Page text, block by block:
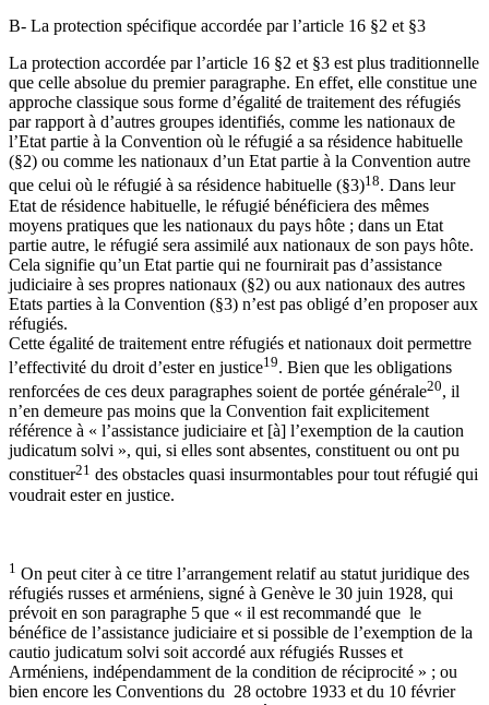
B- La protection spécifique accordée par l’article 16 §2 et §3
La protection accordée par l’article 16 §2 et §3 est plus traditionnelle
que celle absolue du premier paragraphe. En effet, elle constitue une
approche classique sous forme d’égalité de traitement des réfugiés
par rapport à d’autres groupes identifiés, comme les nationaux de
l’Etat partie à la Convention où le réfugié a sa résidence habituelle
(§2) ou comme les nationaux d’un Etat partie à la Convention autre
que celui où le réfugié à sa résidence habituelle (§3)18. Dans leur
Etat de résidence habituelle, le réfugié bénéficiera des mêmes
moyens pratiques que les nationaux du pays hôte ; dans un Etat
partie autre, le réfugié sera assimilé aux nationaux de son pays hôte.
Cela signifie qu’un Etat partie qui ne fournirait pas d’assistance
judiciaire à ses propres nationaux (§2) ou aux nationaux des autres
Etats parties à la Convention (§3) n’est pas obligé d’en proposer aux
réfugiés.
Cette égalité de traitement entre réfugiés et nationaux doit permettre
l’effectivité du droit d’ester en justice19. Bien que les obligations
renforcées de ces deux paragraphes soient de portée générale20, il
n’en demeure pas moins que la Convention fait explicitement
référence à « l’assistance judiciaire et [à] l’exemption de la caution
judicatum solvi », qui, si elles sont absentes, constituent ou ont pu
constituer21 des obstacles quasi insurmontables pour tout réfugié qui
voudrait ester en justice.
1 On peut citer à ce titre l’arrangement relatif au statut juridique des
réfugiés russes et arméniens, signé à Genève le 30 juin 1928, qui
prévoit en son paragraphe 5 que « il est recommandé que le
bénéfice de l’assistance judiciaire et si possible de l’exemption de la
cautio judicatum solvi soit accordé aux réfugiés Russes et
Arméniens, indépendamment de la condition de réciprocité » ; ou
bien encore les Conventions du 28 octobre 1933 et du 10 février